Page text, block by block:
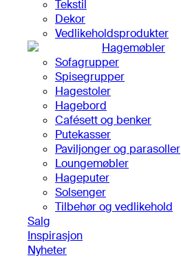
Tekstil
Dekor
Vedlikeholdsprodukter
Hagemøbler
Sofagrupper
Spisegrupper
Hagestoler
Hagebord
Cafésett og benker
Putekasser
Paviljonger og parasoller
Loungemøbler
Hageputer
Solsenger
Tilbehør og vedlikehold
Salg
Inspirasjon
Nyheter